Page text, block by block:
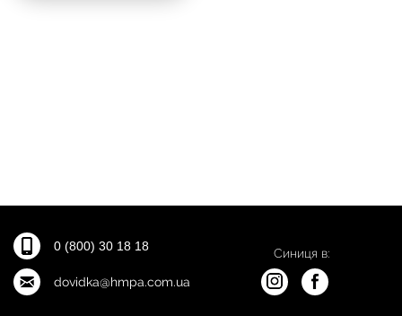
0 (800) 30 18 18
dovidka@hmpa.com.ua
Синиця в: